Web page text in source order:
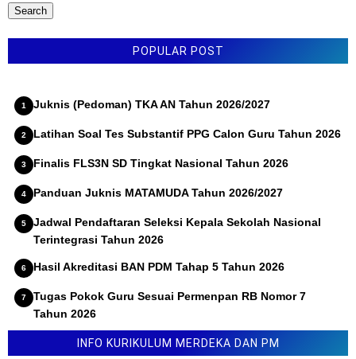
POPULAR POST
Juknis (Pedoman) TKA AN Tahun 2026/2027
Latihan Soal Tes Substantif PPG Calon Guru Tahun 2026
Finalis FLS3N SD Tingkat Nasional Tahun 2026
Panduan Juknis MATAMUDA Tahun 2026/2027
Jadwal Pendaftaran Seleksi Kepala Sekolah Nasional
Terintegrasi Tahun 2026
Hasil Akreditasi BAN PDM Tahap 5 Tahun 2026
Tugas Pokok Guru Sesuai Permenpan RB Nomor 7
Tahun 2026
Lomba Inovasi Karya Guru 2026 (LINKAR)
INFO KURIKULUM MERDEKA DAN PM